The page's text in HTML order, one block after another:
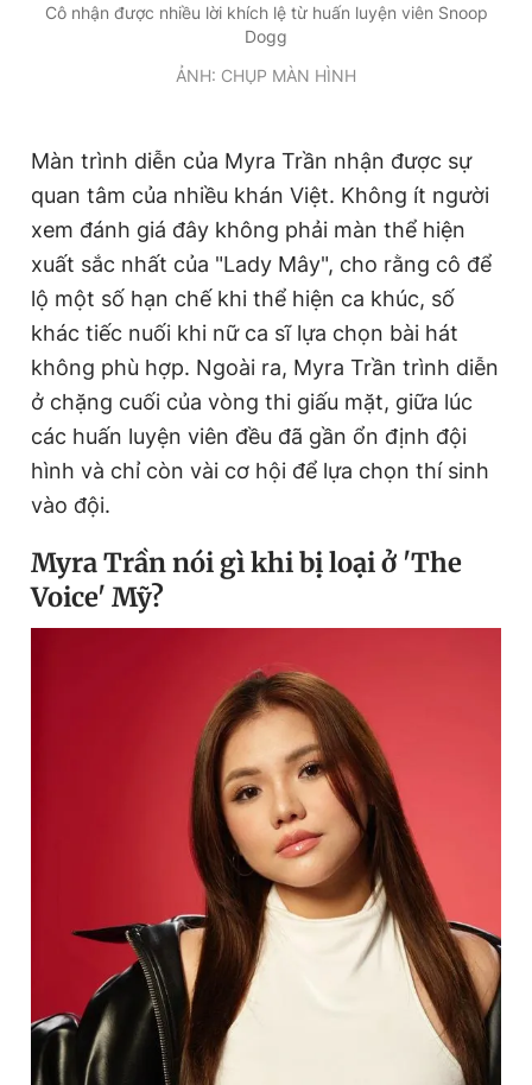
Cô nhận được nhiều lời khích lệ từ huấn luyện viên Snoop
Dogg
ẢNH: CHỤP MÀN HÌNH
Màn trình diễn của Myra Trần nhận được sự
quan tâm của nhiều khán Việt. Không ít người
xem đánh giá đây không phải màn thể hiện
xuất sắc nhất của "Lady Mây", cho rằng cô để
lộ một số hạn chế khi thể hiện ca khúc, số
khác tiếc nuối khi nữ ca sĩ lựa chọn bài hát
không phù hợp. Ngoài ra, Myra Trần trình diễn
ở chặng cuối của vòng thi giấu mặt, giữa lúc
các huấn luyện viên đều đã gần ổn định đội
hình và chỉ còn vài cơ hội để lựa chọn thí sinh
vào đội.
Myra Trần nói gì khi bị loại ở 'The
Voice' Mỹ?